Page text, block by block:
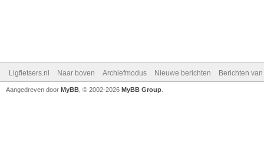
Ligfietsers.nl Naar boven Archiefmodus Nieuwe berichten Berichten
Aangedreven door MyBB , © 2002-2026 MyBB Group